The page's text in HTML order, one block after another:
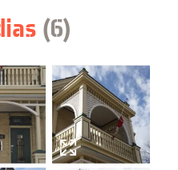
(6éléments
)
du
bâtiment